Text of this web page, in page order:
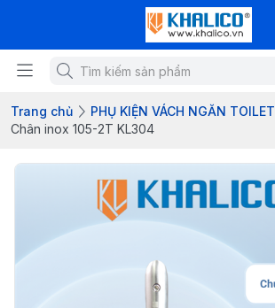
Trang chủ
PHỤ KIỆN VÁCH NGĂN TOILET
Chân inox 105-2T KL304